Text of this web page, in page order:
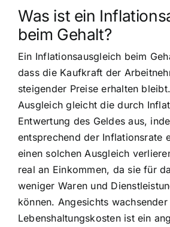
Was ist ein
beim Gehalt?
Ein Inflationsausgleich beim
dass die Kaufkraft der
steigender Preise erhalten
Ausgleich gleicht die durch
Entwertung des Geldes aus,
entsprechend der Inflationsrate
einen solchen Ausgleich
real an Einkommen, da sie für
weniger Waren und
können. Angesichts wachsender
Lebenshaltungskosten ist ein